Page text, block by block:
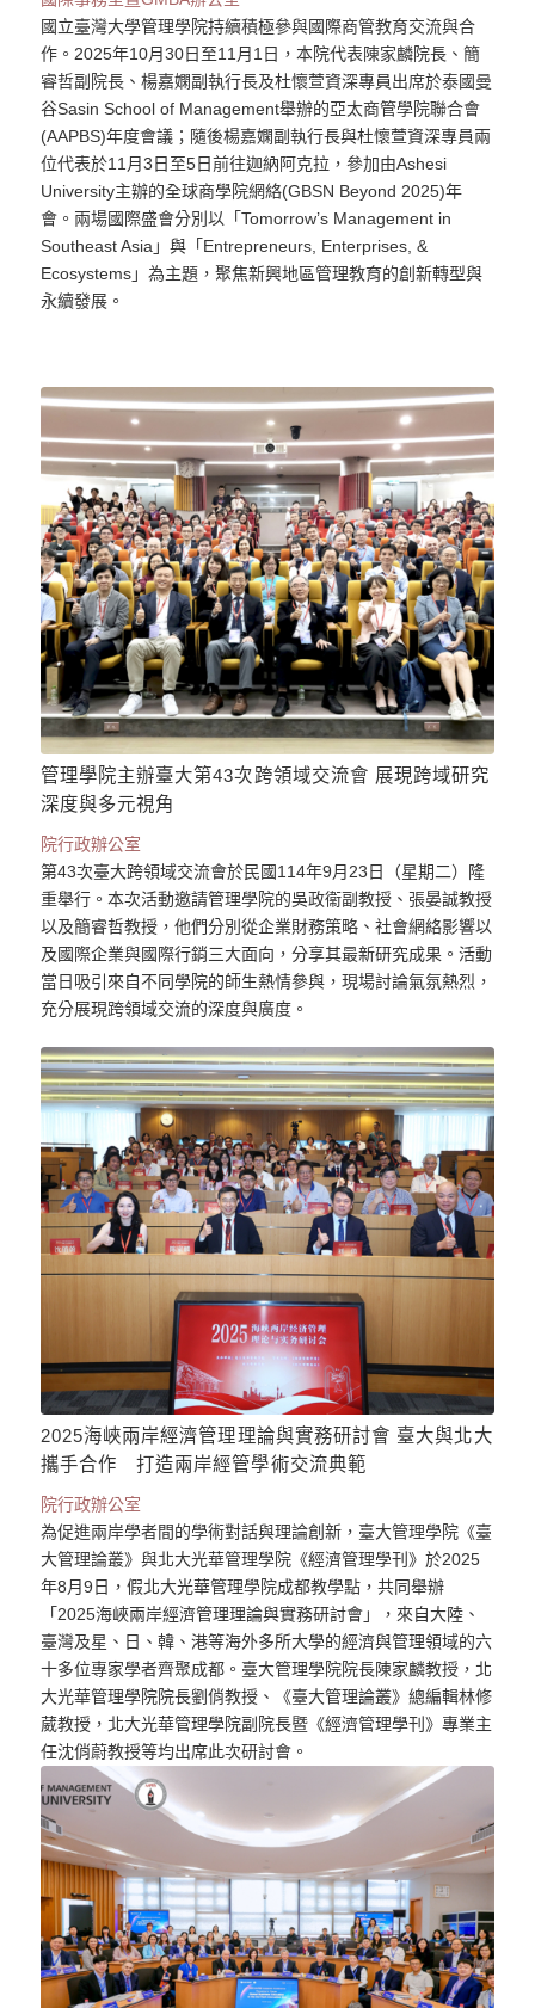
國立臺灣大學管理學院持續積極參與國際商管教育交流與合
作。2025年10月30日至11月1日，本院代表陳家麟院長、簡
睿哲副院長、楊嘉嫻副執行長及杜懷萱資深專員出席於泰國曼
谷Sasin School of Management舉辦的亞太商管學院聯合會
(AAPBS)年度會議；隨後楊嘉嫻副執行長與杜懷萱資深專員兩
位代表於11月3日至5日前往迦納阿克拉，參加由Ashesi
University主辦的全球商學院網絡(GBSN Beyond 2025)年
會。兩場國際盛會分別以「Tomorrow’s Management in
Southeast Asia」與「Entrepreneurs, Enterprises, &
Ecosystems」為主題，聚焦新興地區管理教育的創新轉型與
永續發展。
管理學院主辦臺大第43次跨領域交流會 展現跨域研究
深度與多元視角
院行政辦公室
第43次臺大跨領域交流會於民國114年9月23日（星期二）隆
重舉行。本次活動邀請管理學院的吳政衞副教授、張晏誠教授
以及簡睿哲教授，他們分別從企業財務策略、社會網絡影響以
及國際企業與國際行銷三大面向，分享其最新研究成果。活動
當日吸引來自不同學院的師生熱情參與，現場討論氣氛熱烈，
充分展現跨領域交流的深度與廣度。
2025海峽兩岸經濟管理理論與實務研討會 臺大與北大
攜手合作 打造兩岸經管學術交流典範
院行政辦公室
為促進兩岸學者間的學術對話與理論創新，臺大管理學院《臺
大管理論叢》與北大光華管理學院《經濟管理學刊》於2025
年8月9日，假北大光華管理學院成都教學點，共同舉辦
「2025海峽兩岸經濟管理理論與實務研討會」，來自大陸、
臺灣及星、日、韓、港等海外多所大學的經濟與管理領域的六
十多位專家學者齊聚成都。臺大管理學院院長陳家麟教授，北
大光華管理學院院長劉俏教授、《臺大管理論叢》總編輯林修
葳教授，北大光華管理學院副院長暨《經濟管理學刊》專業主
任沈俏蔚教授等均出席此次研討會。